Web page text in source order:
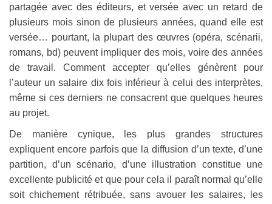
partagée avec des éditeurs, et versée avec un retard de
plusieurs mois sinon de plusieurs années, quand elle est
versée… pourtant, la plupart des œuvres (opéra, scénarii,
romans, bd) peuvent impliquer des mois, voire des années
de travail. Comment accepter qu’elles génèrent pour
l’auteur un salaire dix fois inférieur à celui des interprètes,
même si ces derniers ne consacrent que quelques heures
au projet.
De manière cynique, les plus grandes structures
expliquent encore parfois que la diffusion d’un texte, d’une
partition, d’un scénario, d’une illustration constitue une
excellente publicité et que pour cela il paraît normal qu’elle
soit chichement rétribuée, sans avouer les salaires, les